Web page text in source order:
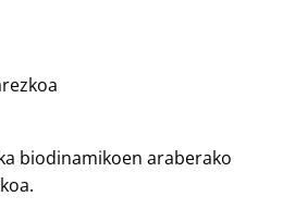
biodinamikoen araberako